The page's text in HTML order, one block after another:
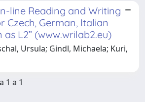
line Reading and Writing
Czech, German, Italian
L2” (www.wrilab2.eu)
Ursula; Gindl, Michaela; Kuri,
1 a 1